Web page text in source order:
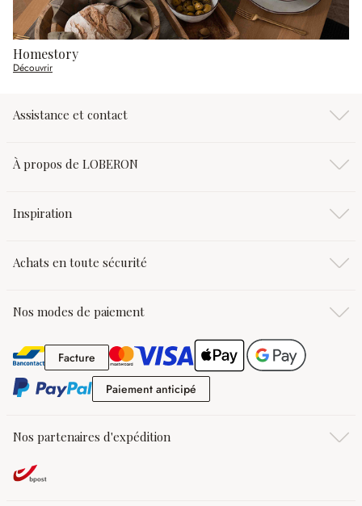
Homestory
Découvrir
Assistance et contact
À propos de LOBERON
Inspiration
Achats en toute sécurité
Nos modes de paiement
FactureFacture
Paiement anticipé
Nos partenaires d'expédition